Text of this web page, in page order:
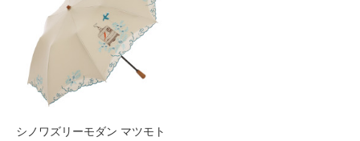
シノワズリーモダン マツモト